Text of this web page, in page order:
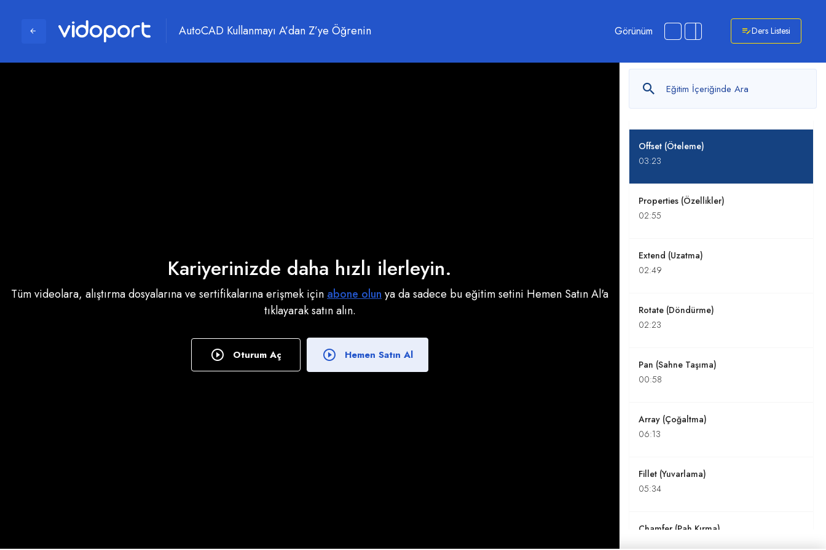
AutoCAD Kullanmayı A’dan Z’ye Öğrenin Görünüm Ders Listesi
Kariyerinizde daha hızlı ilerleyin.
Tüm videolara, alıştırma dosyalarına ve sertifikalarına erişmek için abone olun ya da sadece bu eğitim setini Hemen Satın Al'a
tıklayarak satın alın.
Oturum Aç Hemen Satın Al
Mirror (Aynalama)
Move (Taşıma)
01:47
Offset (Öteleme)
03:23
Properties (Özellikler)
02:55
Extend (Uzatma)
02:49
Rotate (Döndürme)
02:23
Pan (Sahne Taşıma)
00:58
Array (Çoğaltma)
06:13
Fillet (Yuvarlama)
05:34
Chamfer (Pah Kırma)